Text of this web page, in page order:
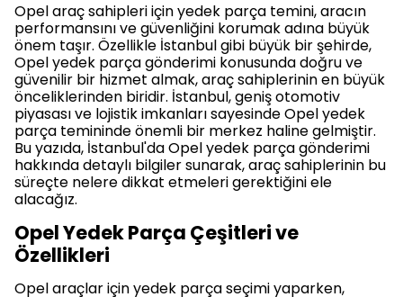
Opel araç sahipleri için yedek parça temini, aracın
performansını ve güvenliğini korumak adına büyük
önem taşır. Özellikle İstanbul gibi büyük bir şehirde,
Opel yedek parça gönderimi konusunda doğru ve
güvenilir bir hizmet almak, araç sahiplerinin en büyük
önceliklerinden biridir. İstanbul, geniş otomotiv
piyasası ve lojistik imkanları sayesinde Opel yedek
parça temininde önemli bir merkez haline gelmiştir.
Bu yazıda, İstanbul'da Opel yedek parça gönderimi
hakkında detaylı bilgiler sunarak, araç sahiplerinin bu
süreçte nelere dikkat etmeleri gerektiğini ele
alacağız.
Opel Yedek Parça Çeşitleri ve
Özellikleri
Opel araçlar için yedek parça seçimi yaparken,